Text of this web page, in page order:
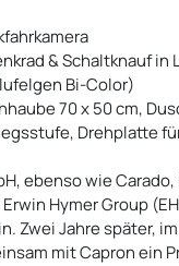
& Schaltknauf
Bi-Color)
70 x 50 cm,
Drehplatte
ebenso wie
Hymer Group
Zwei Jahre später,
mit Capron ein